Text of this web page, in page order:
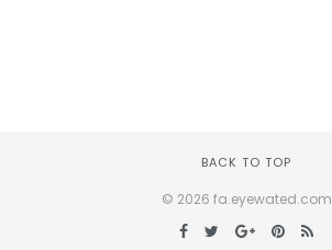
BACK TO TOP
© 2026 fa.eyewated.com